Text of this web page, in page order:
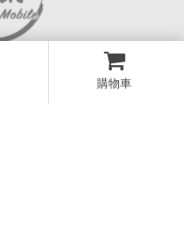
購物車